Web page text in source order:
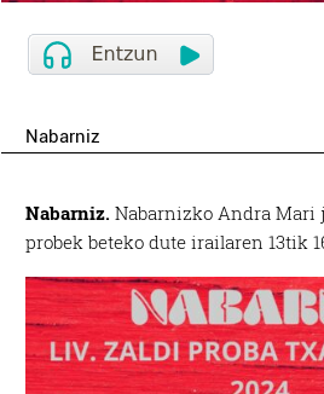
Nabarniz
Nabarniz. Nabarnizko Andra Mari
probek beteko dute irailaren 13tik